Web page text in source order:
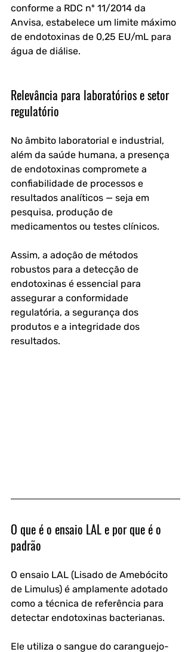
conforme a RDC nº 11/2014 da
Anvisa, estabelece um limite máximo
de endotoxinas de 0,25 EU/mL para
água de diálise.
Relevância para laboratórios e setor
regulatório
No âmbito laboratorial e industrial,
além da saúde humana, a presença
de endotoxinas compromete a
confiabilidade de processos e
resultados analíticos — seja em
pesquisa, produção de
medicamentos ou testes clínicos.
Assim, a adoção de métodos
robustos para a detecção de
endotoxinas é essencial para
assegurar a conformidade
regulatória, a segurança dos
produtos e a integridade dos
resultados.
O que é o ensaio LAL e por que é o
padrão
O ensaio LAL (Lisado de Amebócito
de Limulus) é amplamente adotado
como a técnica de referência para
detectar endotoxinas bacterianas.
Ele utiliza o sangue do caranguejo-